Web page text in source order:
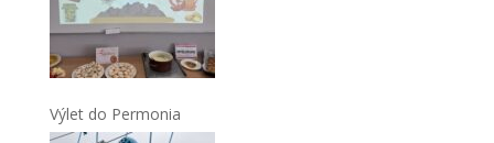
Výlet do Permonia